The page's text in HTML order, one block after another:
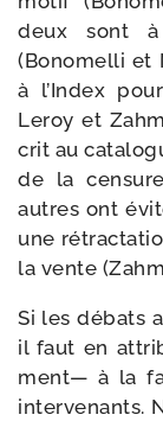
deux sont à
(Bonomelli et
à l’Index
Leroy et
crit au
de la
autres ont
une
la vente
Si les débats
il faut en
ment— à la
inter­ve­nants.